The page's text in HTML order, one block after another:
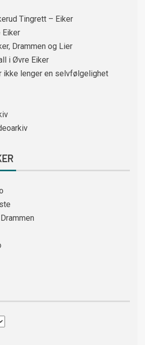
Tingrett – Eiker
Eiker
Drammen og Lier
i Øvre Eiker
ikke lenger en selvfølgelighet